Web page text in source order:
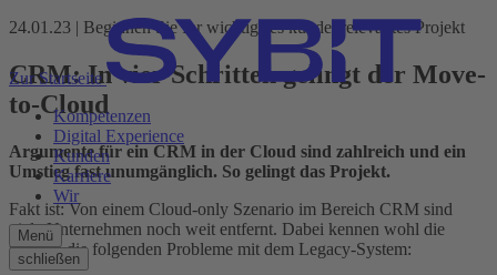
Zur Startseite
Kompetenzen
Digital Experience
Kunden
Karriere
Wir
Menü
schließen
24.01.23 | Beginnen Sie Ihr wichtigstes kundenrelevantes Projekt
CRM: In vier Schritten gelingt der Move-
to-Cloud
Argumente für ein CRM in der Cloud sind zahlreich und ein
Umstieg fast unumgänglich. So gelingt das Projekt.
Fakt ist: Von einem Cloud-only Szenario im Bereich CRM sind
viele Unternehmen noch weit entfernt. Dabei kennen wohl die
meisten die folgenden Probleme mit dem Legacy-System: